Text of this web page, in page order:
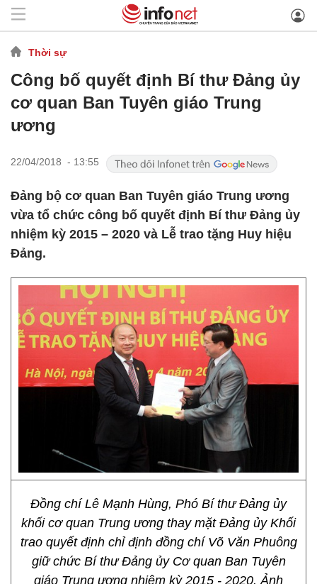
Thời sự
Công bố quyết định Bí thư Đảng ủy
cơ quan Ban Tuyên giáo Trung
ương
22/04/2018 - 13:55
Đảng bộ cơ quan Ban Tuyên giáo Trung ương
vừa tổ chức công bố quyết định Bí thư Đảng ủy
nhiệm kỳ 2015 – 2020 và Lễ trao tặng Huy hiệu
Đảng.
Đồng chí Lê Mạnh Hùng, Phó Bí thư Đảng ủy
khối cơ quan Trung ương thay mặt Đảng ủy Khối
trao quyết định chỉ định đồng chí Võ Văn Phuông
giữ chức Bí thư Đảng ủy Cơ quan Ban Tuyên
giáo Trung ương nhiệm kỳ 2015 - 2020. Ảnh